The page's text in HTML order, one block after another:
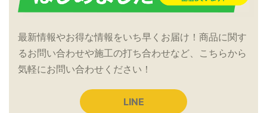
最新情報やお得な情報をいち早くお届け！商品に関す
るお問い合わせや施工の打ち合わせなど、こちらから
気軽にお問い合わせください！
LINE